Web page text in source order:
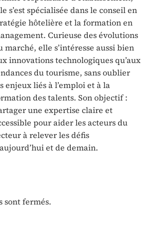
s’est spécialisée dans le conseil en
hôtelière et la formation en
Curieuse des évolutions
marché, elle s’intéresse aussi bien
innovations technologiques qu’aux
du tourisme, sans oublier
enjeux liés à l’emploi et à la
des talents. Son objectif :
une expertise claire et
pour aider les acteurs du
à relever les défis
et de demain.
sont fermés.